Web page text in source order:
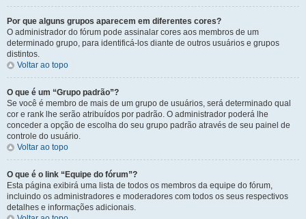
Por que alguns grupos aparecem em diferentes cores?
O administrador do fórum pode assinalar cores aos membros de um
determinado grupo, para identificá-los diante de outros usuários e grupos
distintos.
Voltar ao topo
O que é um “Grupo padrão”?
Se você é membro de mais de um grupo de usuários, será determinado qual
cor e rank lhe serão atribuídos por padrão. O administrador poderá lhe
conceder a opção de escolha do seu grupo padrão através de seu painel de
controle do usuário.
Voltar ao topo
O que é o link “Equipe do fórum”?
Esta página exibirá uma lista de todos os membros da equipe do fórum,
incluindo os administradores e moderadores com todos os seus respectivos
detalhes e informações adicionais.